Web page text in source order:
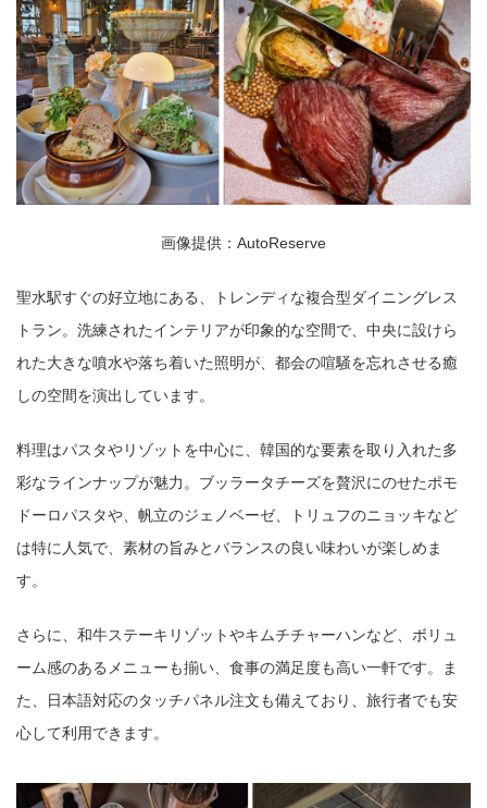
画像提供：AutoReserve
聖水駅すぐの好立地にある、トレンディな複合型ダイニングレス
トラン。洗練されたインテリアが印象的な空間で、中央に設けら
れた大きな噴水や落ち着いた照明が、都会の喧騒を忘れさせる癒
しの空間を演出しています。
料理はパスタやリゾットを中心に、韓国的な要素を取り入れた多
彩なラインナップが魅力。ブッラータチーズを贅沢にのせたポモ
ドーロパスタや、帆立のジェノベーゼ、トリュフのニョッキなど
は特に人気で、素材の旨みとバランスの良い味わいが楽しめま
す。
さらに、和牛ステーキリゾットやキムチチャーハンなど、ボリュ
ーム感のあるメニューも揃い、食事の満足度も高い一軒です。ま
た、日本語対応のタッチパネル注文も備えており、旅行者でも安
心して利用できます。